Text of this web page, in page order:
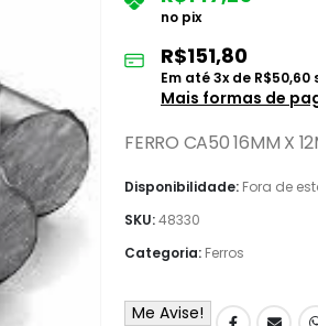
no pix
R$151,80
Em até3x de R$50,60
Mais formas de
FERRO CA50 16MM X
Disponibilidade: Fora de
SKU:48330
Categoria: Ferros
Me Avise!